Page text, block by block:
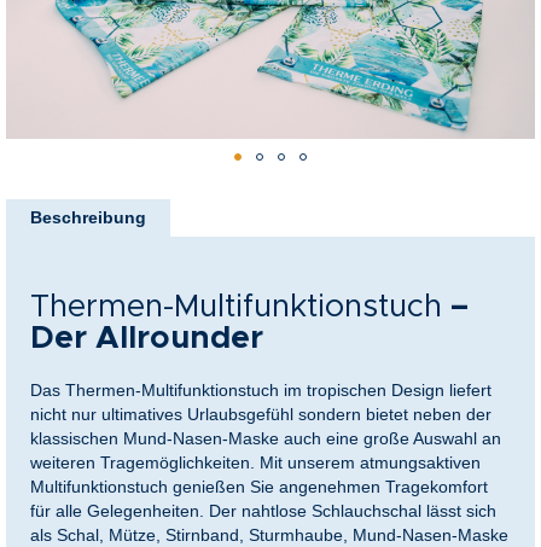
Anfang
Beschreibung
Thermen-Multifunktionstuch –
Der Allrounder
Das Thermen-Multifunktionstuch im tropischen Design liefert
nicht nur ultimatives Urlaubsgefühl sondern bietet neben der
klassischen Mund-Nasen-Maske auch eine große Auswahl an
weiteren Tragemöglichkeiten. Mit unserem atmungsaktiven
Multifunktionstuch genießen Sie angenehmen Tragekomfort
für alle Gelegenheiten. Der nahtlose Schlauchschal lässt sich
als Schal, Mütze, Stirnband, Sturmhaube, Mund-Nasen-Maske
für Paare
für Familien